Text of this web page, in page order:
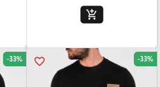
add_shopping_cart
favorite_border -33%
-33%